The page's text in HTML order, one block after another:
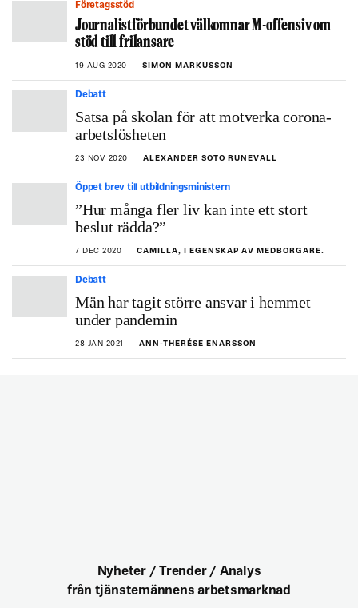
Företagsstöd
Journalistförbundet välkomnar M-offensiv om
stöd till frilansare
19 AUG 2020 SIMON MARKUSSON
Debatt
Satsa på skolan för att motverka corona-
arbetslösheten
23 NOV 2020 ALEXANDER SOTO RUNEVALL
Öppet brev till utbildningsministern
”Hur många fler liv kan inte ett stort
beslut rädda?”
7 DEC 2020 CAMILLA, I EGENSKAP AV MEDBORGARE.
Debatt
Män har tagit större ansvar i hemmet
under pandemin
28 JAN 2021 ANN-THERÉSE ENARSSON
Nyheter / Trender / Analys
från tjänstemännens arbetsmarknad